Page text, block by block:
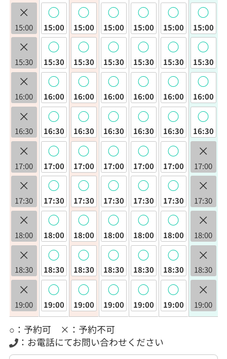
×
15:00
×
15:30
×
16:00
×
16:30
×
17:00
×
17:30
×
18:00
×
18:30
×
19:00
◯
15:00
◯
15:30
◯
16:00
◯
16:30
◯
17:00
◯
17:30
◯
18:00
◯
18:30
◯
19:00
◯
15:00
◯
15:30
◯
16:00
◯
16:30
◯
17:00
◯
17:30
◯
18:00
◯
18:30
◯
19:00
◯
15:00
◯
15:30
◯
16:00
◯
16:30
◯
17:00
◯
17:30
◯
18:00
◯
18:30
◯
19:00
◯
15:00
◯
15:30
◯
16:00
◯
16:30
◯
17:00
◯
17:30
◯
18:00
◯
18:30
◯
19:00
◯
15:00
◯
15:30
◯
16:00
◯
16:30
◯
17:00
◯
17:30
◯
18:00
◯
18:30
◯
19:00
◯
15:00
◯
15:30
◯
16:00
◯
16:30
×
17:00
×
17:30
×
18:00
×
18:30
×
19:00
○：予約可 ×：予約不可
：お電話にてお問い合わせください